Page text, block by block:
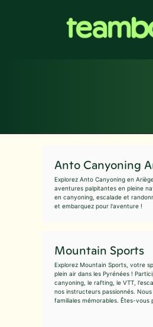
Anto Canyoning
Explorez Anto Canyoning en
aventures palpitantes en pleine
en canyoning, escalade et
et embarquez pour l'aventure !
Mountain Sports
Explorez Mountain Sports, votre
plein air dans les Pyrénées !
canyoning, le rafting, le VTT,
nos instructeurs passionnés.
familiales mémorables. Êtes-vous